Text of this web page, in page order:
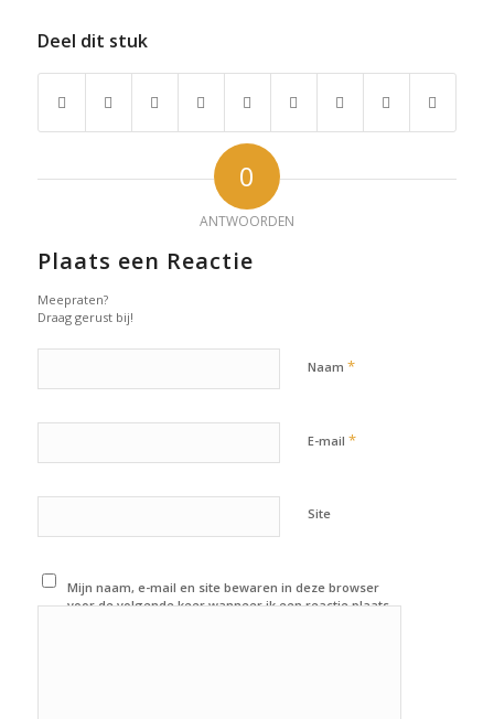
Deel dit stuk
0
ANTWOORDEN
Plaats een Reactie
Meepraten?
Draag gerust bij!
Naam *
E-mail *
Site
Mijn naam, e-mail en site bewaren in deze browser
voor de volgende keer wanneer ik een reactie plaats.